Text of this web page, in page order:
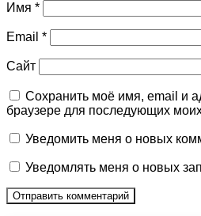
Имя *
Email *
Сайт
Сохранить моё имя, email и
браузере для последующих
Уведомить меня о новых
Уведомлять меня о новых